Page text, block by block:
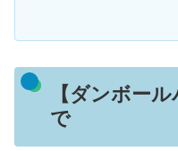
【ダンボー
で